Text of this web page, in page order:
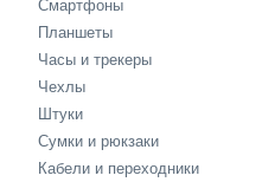
Планшеты
Часы и трекеры
Чехлы
Штуки
Сумки и рюкзаки
Кабели и переходники